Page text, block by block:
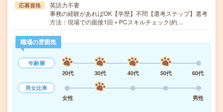
応募資格
英語力不要
事務の経験があればOK【学歴】不問【選考ステップ】選考
方法：現場での面接1回＋PCスキルチェック(約…
職場の雰囲気
年齢層
20代
30代 40代 50代
60代
男女比率
女性
男性